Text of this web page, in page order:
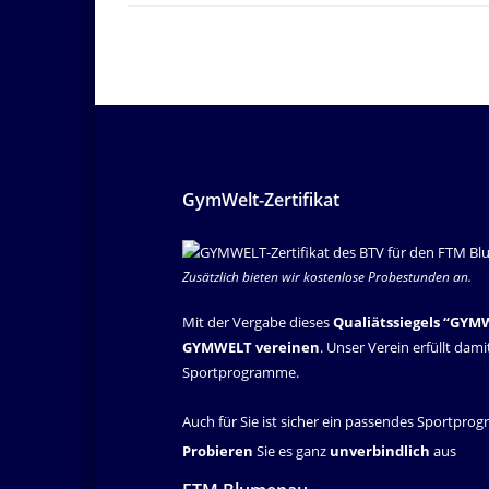
GymWelt-Zertifikat
Zusätzlich bieten wir kostenlose Probestunden an.
Mit der Vergabe diesesQualiätssiegels
GYMWELT vereinen. Unser Verein erfüllt
Sportprogramme.
Auch für Sie ist sicher ein passendes
Probieren Sie es ganz unverbindlich aus